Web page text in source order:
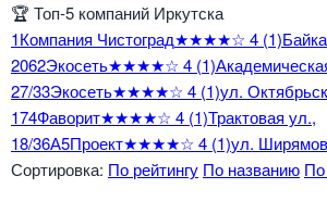
🏆 Топ-5 компаний Иркутска
1Компания Чистоград★★★★☆ 4 (1)
2062Экосеть★★★★☆ 4 (1)
27/33Экосеть★★★★☆ 4 (1)ул.
174Фаворит★★★★☆ 4 (1)Трактовая ул.,
18/36А5Проект★★★★☆ 4 (1)ул.
Сортировка: По рейтингу По названию